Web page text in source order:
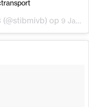
(@stibmivb) op 9 Jan 2018 om 6:42 (PST)